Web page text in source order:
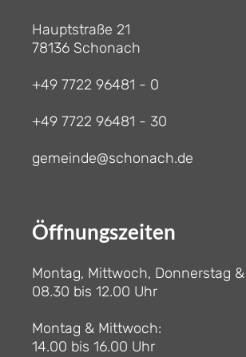
Hauptstraße 21
78136 Schonach
+49 7722 96481 - 0
+49 7722 96481 - 30
gemeinde@schonach.de
Öffnungszeiten
Montag, Mittwoch, Donnerstag
08.30 bis 12.00 Uhr
Montag & Mittwoch:
14.00 bis 16.00 Uhr